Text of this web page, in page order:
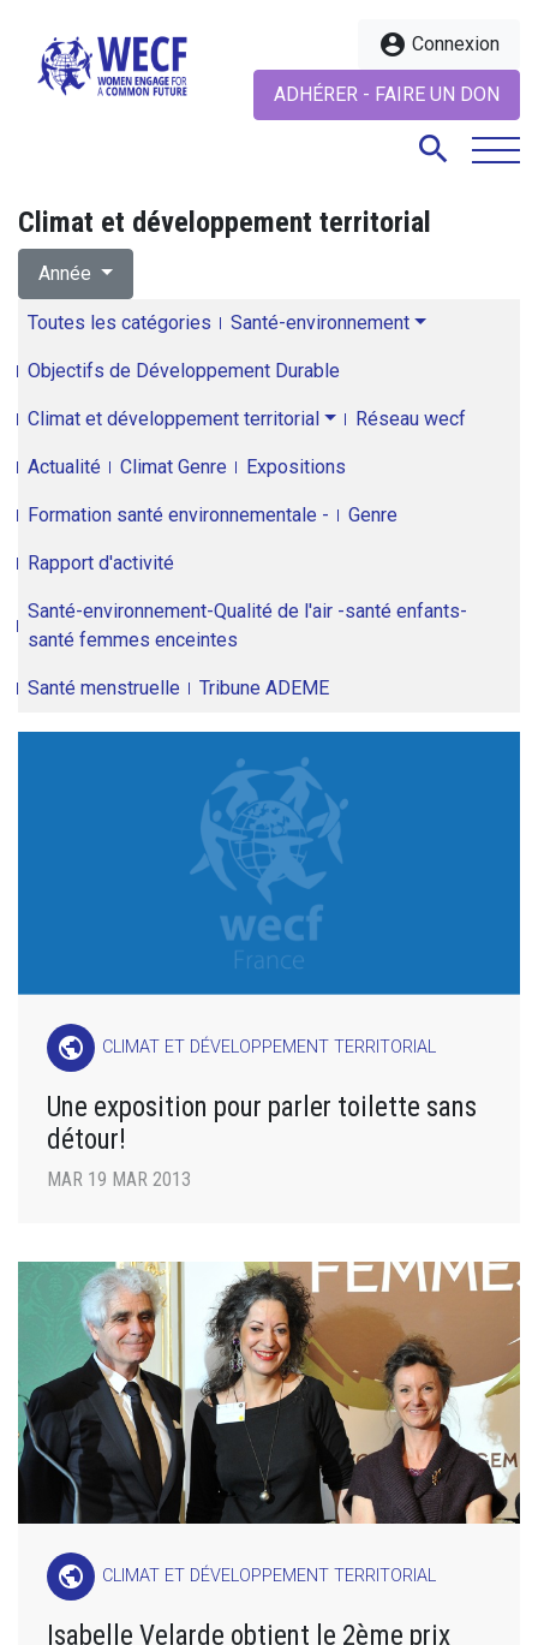
account_circle Connexion
ADHÉRER - FAIRE UN DON
search
Climat et développement territorial
Année
Toutes les catégories Santé-environnement
Objectifs de Développement Durable
Climat et développement territorial Réseau wecf
Actualité Climat Genre Expositions
Formation santé environnementale - Genre
Rapport d'activité
Santé-environnement-Qualité de l'air -santé enfants-
santé femmes enceintes
Santé menstruelle Tribune ADEME
public CLIMAT ET DÉVELOPPEMENT TERRITORIAL
Une exposition pour parler toilette sans
détour!
MAR 19 MAR 2013
public CLIMAT ET DÉVELOPPEMENT TERRITORIAL
Isabelle Velarde obtient le 2ème prix